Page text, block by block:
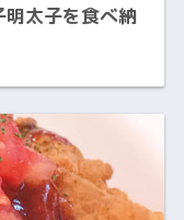
太子を食べ納